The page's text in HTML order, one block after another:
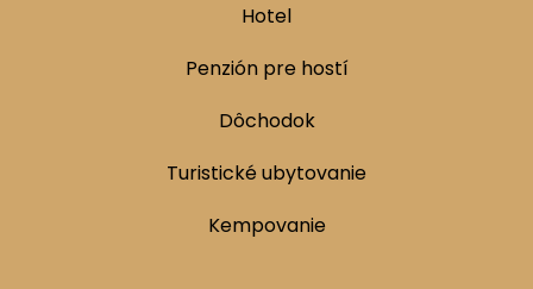
Hotel
Penzión pre hostí
Dôchodok
Turistické ubytovanie
Kempovanie